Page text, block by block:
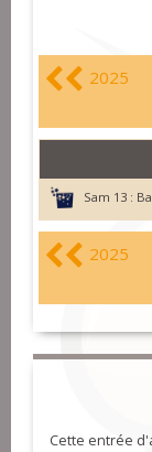
2025
Sam 13 :
2025
Cette entrée